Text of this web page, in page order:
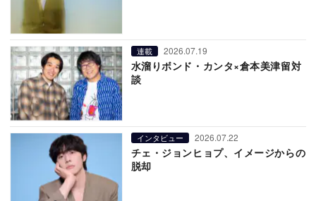
連載 2026.07.19
水溜りボンド・カンタ×倉本美津留対
談
インタビュー 2026.07.22
チェ・ジョンヒョプ、イメージからの
脱却